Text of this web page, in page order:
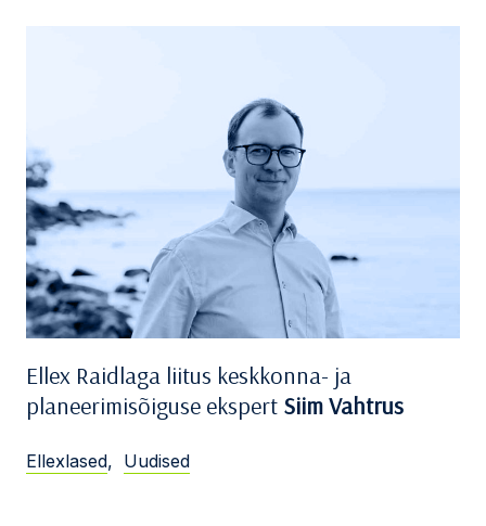
Ellex Raidlaga liitus keskkonna- ja
planeerimisõiguse ekspert Siim Vahtrus
Ellexlased, Uudised